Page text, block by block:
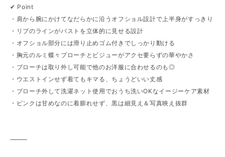
✔︎ Point
・肩から腕にかけてなだらかに沿うオフショル設計で上半身がすっきり
・リブのラインがバストを立体的に見せる設計
・オフショル部分には滑り止めゴム付きでしっかり動ける
・胸元のルミ蝶々ブローチとビジューがアクセ要らずの華やかさ
・ブローチは取り外し可能で他のお洋服に合わせるのも◎
・ウエストインせず着てもキマる、ちょうどいい丈感
・ブローチ外して洗濯ネット使用でおうち洗いOKなイージーケア素材
・ピンクは甘めなのに着膨れせず、黒は細見え＆写真映え抜群
⸻